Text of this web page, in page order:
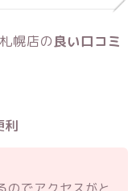
幌店の良い口コミ
利